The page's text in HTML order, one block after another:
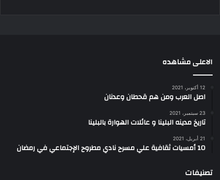
الاعلى مشاهده
12 أكتوبر، 2021
اصل العرب ومن هم قحطان وعدنان
23 سبتمبر، 2021
تاريخ مدينه البلينا و عائلات الهوارة بالبلينا
21 أبريل، 2021
10 أمسيات ثقافية علي مسرح نادي مطروح الإجتماعي في رمضان
تصنيفات